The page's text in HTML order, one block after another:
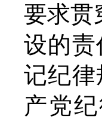
要求贯
设的责
记纪
产党